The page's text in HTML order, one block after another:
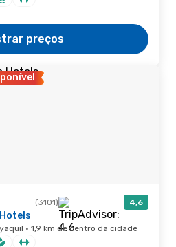
preços
(3101) 4,6
· 1,9 km de centro da cidade